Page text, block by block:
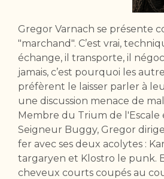
Gregor Varnach se présente
"marchand". C’est vrai,
échange, il transporte, il
jamais, c’est pourquoi les
préfèrent le laisser parler à
une discussion menace de
Membre du Trium de
Seigneur Buggy, Gregor
fer avec ses deux acolytes :
targaryen et Klostro le punk.
cheveux courts coupés au